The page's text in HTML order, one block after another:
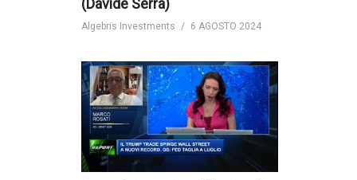
(Davide Serra)
Algebris Investments 6 AGOSTO 2024